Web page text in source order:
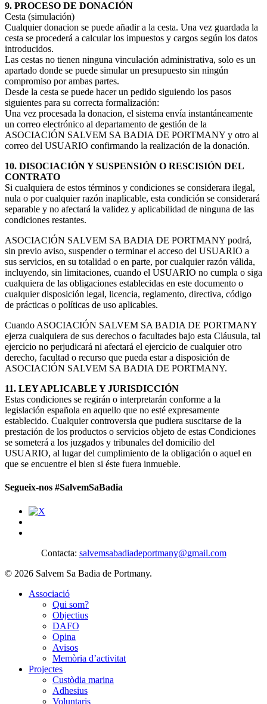
9. PROCESO DE DONACIÓN
Cesta (simulación)
Cualquier donacion se puede añadir a la cesta. Una vez guardada la
cesta se procederá a calcular los impuestos y cargos según los datos
introducidos.
Las cestas no tienen ninguna vinculación administrativa, solo es un
apartado donde se puede simular un presupuesto sin ningún
compromiso por ambas partes.
Desde la cesta se puede hacer un pedido siguiendo los pasos
siguientes para su correcta formalización:
Una vez procesada la donacion, el sistema envía instantáneamente
un correo electrónico al departamento de gestión de la
ASOCIACIÓN SALVEM SA BADIA DE PORTMANY y otro al
correo del USUARIO confirmando la realización de la donación.
10. DISOCIACIÓN Y SUSPENSIÓN O RESCISIÓN DEL
CONTRATO
Si cualquiera de estos términos y condiciones se considerara ilegal,
nula o por cualquier razón inaplicable, esta condición se considerará
separable y no afectará la validez y aplicabilidad de ninguna de las
condiciones restantes.
ASOCIACIÓN SALVEM SA BADIA DE PORTMANY podrá,
sin previo aviso, suspender o terminar el acceso del USUARIO a
sus servicios, en su totalidad o en parte, por cualquier razón válida,
incluyendo, sin limitaciones, cuando el USUARIO no cumpla o siga
cualquiera de las obligaciones establecidas en este documento o
cualquier disposición legal, licencia, reglamento, directiva, código
de prácticas o políticas de uso aplicables.
Cuando ASOCIACIÓN SALVEM SA BADIA DE PORTMANY
ejerza cualquiera de sus derechos o facultades bajo esta Cláusula, tal
ejercicio no perjudicará ni afectará el ejercicio de cualquier otro
derecho, facultad o recurso que pueda estar a disposición de
ASOCIACIÓN SALVEM SA BADIA DE PORTMANY.
11. LEY APLICABLE Y JURISDICCIÓN
Estas condiciones se regirán o interpretarán conforme a la
legislación española en aquello que no esté expresamente
establecido. Cualquier controversia que pudiera suscitarse de la
prestación de los productos o servicios objeto de estas Condiciones
se someterá a los juzgados y tribunales del domicilio del
USUARIO, al lugar del cumplimiento de la obligación o aquel en
que se encuentre el bien si éste fuera inmueble.
Segueix-nos #SalvemSaBadia
Contacta: salvemsabadiadeportmany@gmail.com
© 2026 Salvem Sa Badia de Portmany.
Close
Associació
Qui som?
Objectius
DAFO
Opina
Avisos
Memòria d’activitat
Projectes
Custòdia marina
Adhesius
Voluntaris